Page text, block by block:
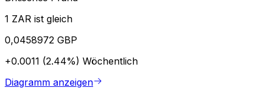
1 ZAR ist gleich
0,0458972 GBP
+0.0011 (2.44%) Wöchentlich
Diagramm anzeigen